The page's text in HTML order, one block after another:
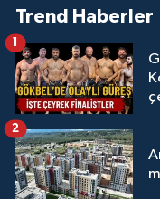
Trend Haberler
1
2